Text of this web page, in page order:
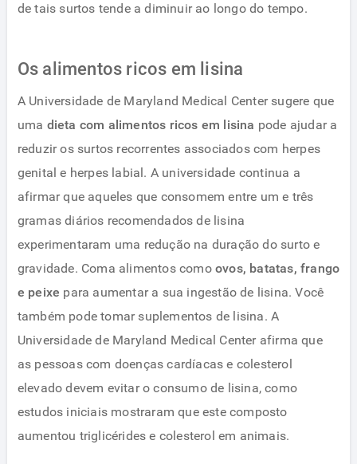
de tais surtos tende a diminuir ao longo do tempo.
Os alimentos ricos em lisina
A Universidade de Maryland Medical Center sugere que
uma dieta com alimentos ricos em lisina pode ajudar a
reduzir os surtos recorrentes associados com herpes
genital e herpes labial. A universidade continua a
afirmar que aqueles que consomem entre um e três
gramas diários recomendados de lisina
experimentaram uma redução na duração do surto e
gravidade. Coma alimentos como ovos, batatas, frango
e peixe para aumentar a sua ingestão de lisina. Você
também pode tomar suplementos de lisina. A
Universidade de Maryland Medical Center afirma que
as pessoas com doenças cardíacas e colesterol
elevado devem evitar o consumo de lisina, como
estudos iniciais mostraram que este composto
aumentou triglicérides e colesterol em animais.